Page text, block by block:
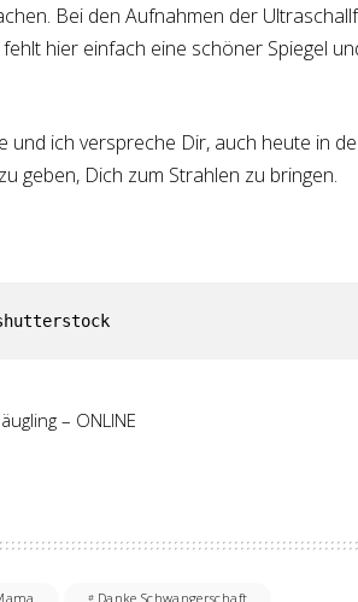
Bei den Aufnahmen der
hier einfach eine schöner Spiegel
und ich verspreche Dir, auch heute in
geben, Dich zum Strahlen zu bringen.
– ONLINE
Danke Schwangerschaft